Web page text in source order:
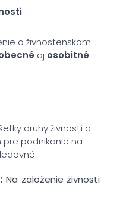
o živnostenskom
aj osobitné
druhy živností a
podnikanie na
Na založenie živnosti